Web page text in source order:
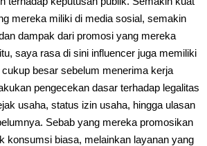
mereka miliki di media sosial, semakin
dampak dari promosi yang mereka
saya rasa di sini influencer juga memiliki
besar sebelum menerima kerja
pengecekan dasar terhadap legalitas
usaha, status izin usaha, hingga ulasan
Sebab yang mereka promosikan
konsumsi biasa, melainkan layanan yang